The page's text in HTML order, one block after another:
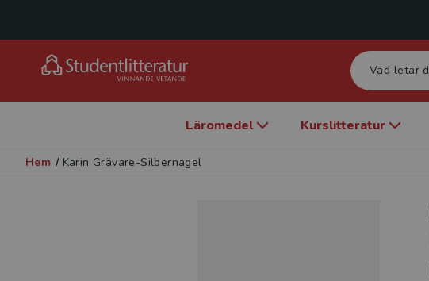
Läromedel Kurslitteratur
Hem / Karin Grävare-Silbernagel